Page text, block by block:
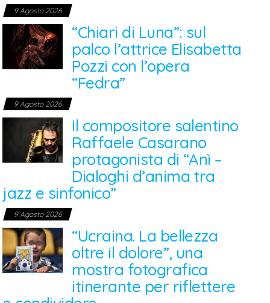
9 Agosto 2026
“Chiari di Luna”: sul
palco l’attrice Elisabetta
Pozzi con l’opera
“Fedra”
9 Agosto 2026
Il compositore salentino
Raffaele Casarano
protagonista di “Anì –
Dialoghi d’anima tra
jazz e sinfonico”
9 Agosto 2026
“Ucraina. La bellezza
oltre il dolore”, una
mostra fotografica
itinerante per riflettere